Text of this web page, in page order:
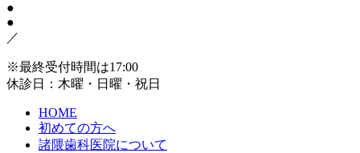
●
●
／
※最終受付時間は17:00
休診日：木曜・日曜・祝日
HOME
初めての方へ
諸隈歯科医院について